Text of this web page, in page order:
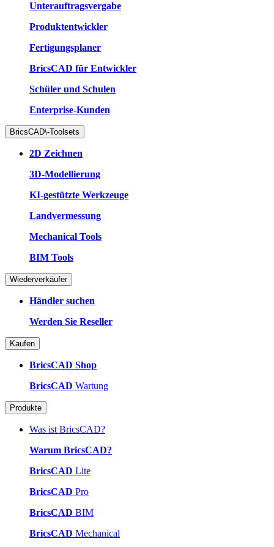
Unterauftragsvergabe
Produktentwickler
Fertigungsplaner
BricsCAD für Entwickler
Schüler und Schulen
Enterprise-Kunden
BricsCAD\-Toolsets
2D Zeichnen
3D-Modellierung
KI-gestützte Werkzeuge
Landvermessung
Mechanical Tools
BIM Tools
Wiederverkäufer
Händler suchen
Werden Sie Reseller
Kaufen
BricsCAD Shop
BricsCAD Wartung
Produkte
Was ist BricsCAD?
Warum BricsCAD?
BricsCAD Lite
BricsCAD Pro
BricsCAD BIM
BricsCAD Mechanical